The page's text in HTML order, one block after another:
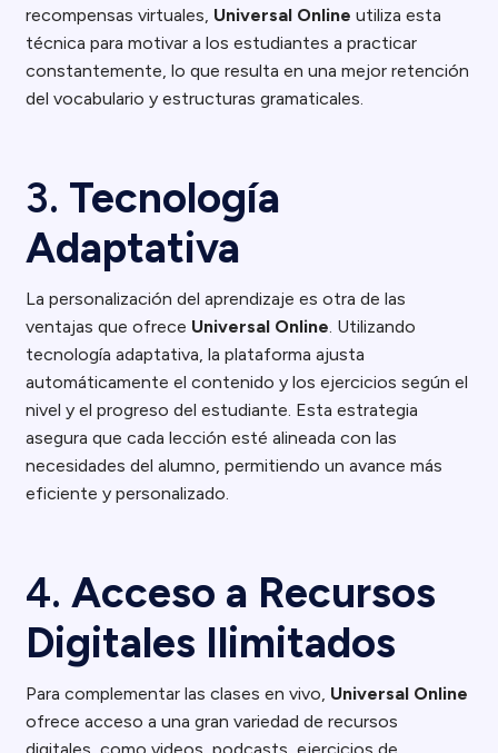
recompensas virtuales, Universal Online utiliza esta
técnica para motivar a los estudiantes a practicar
constantemente, lo que resulta en una mejor retención
del vocabulario y estructuras gramaticales.
3. Tecnología
Adaptativa
La personalización del aprendizaje es otra de las
ventajas que ofrece Universal Online. Utilizando
tecnología adaptativa, la plataforma ajusta
automáticamente el contenido y los ejercicios según el
nivel y el progreso del estudiante. Esta estrategia
asegura que cada lección esté alineada con las
necesidades del alumno, permitiendo un avance más
eficiente y personalizado.
4.Acceso a Recursos
Digitales Ilimitados
Para complementar las clases en vivo, Universal Online
ofrece acceso a una gran variedad de recursos